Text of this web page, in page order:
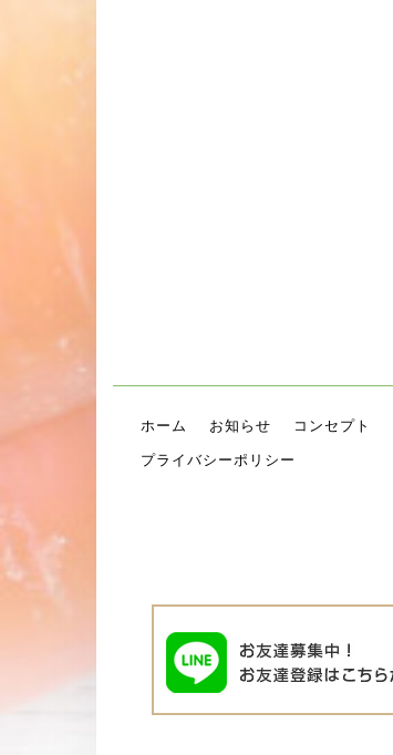
ホーム お知らせ コンセプト
プライバシーポリシー